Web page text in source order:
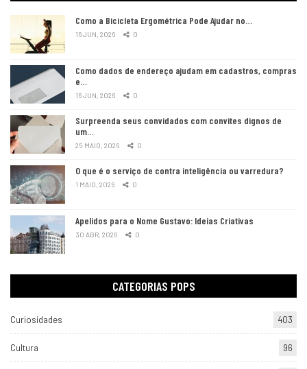
Como a Bicicleta Ergométrica Pode Ajudar no…
16 JUN, 2026 0
Como dados de endereço ajudam em cadastros, compras
e…
16 JUN, 2026 0
Surpreenda seus convidados com convites dignos de
um…
25 MAIO, 2026 0
O que é o serviço de contra inteligência ou varredura?
1 MAIO, 2026 0
Apelidos para o Nome Gustavo: Ideias Criativas
30 ABR, 2026 0
CATEGORIAS POPS
Curiosidades 403
Cultura 96